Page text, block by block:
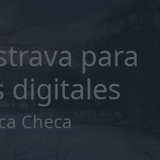
para
digitales
Checa